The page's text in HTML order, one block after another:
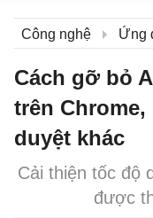
Công nghệ Ứng
Cách gỡ bỏ
trên
duyệt khác
Cải thiện tốc độ
được